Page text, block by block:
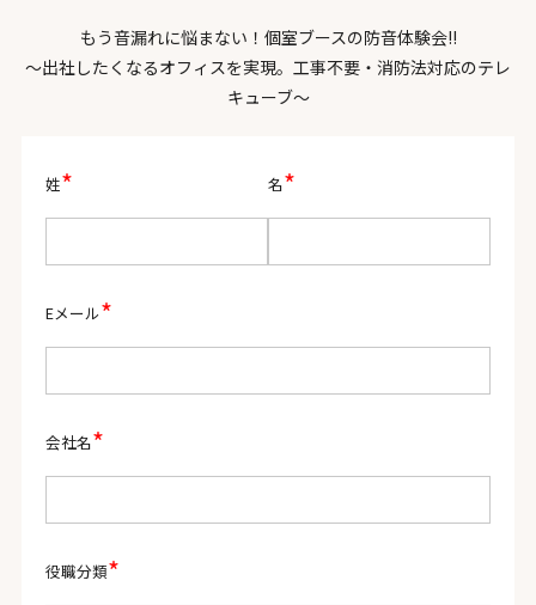
もう音漏れに悩まない！個室ブースの防音体験会!!
～出社したくなるオフィスを実現。工事不要・消防法対応のテレ
キューブ～
姓* 名*
Eメール*
会社名*
役職分類*